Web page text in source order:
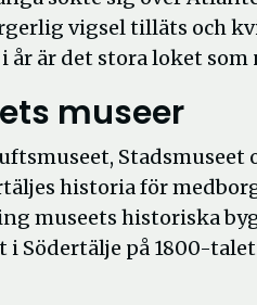
vigsel tilläts och
år är det stora loket
museer
historia för
museets historiska
Södertälje på 1800-